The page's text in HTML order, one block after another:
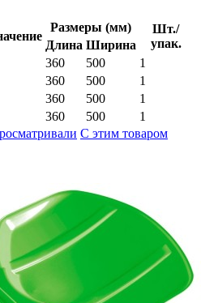
Размеры (мм)
Шт./
упак.
Длина Ширина
360 500
1
360 500
1
360 500
1
360 500
1
С этим товаром